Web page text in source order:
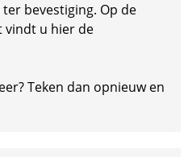
bevestiging. Op de
vindt u hier de
Teken dan opnieuw en